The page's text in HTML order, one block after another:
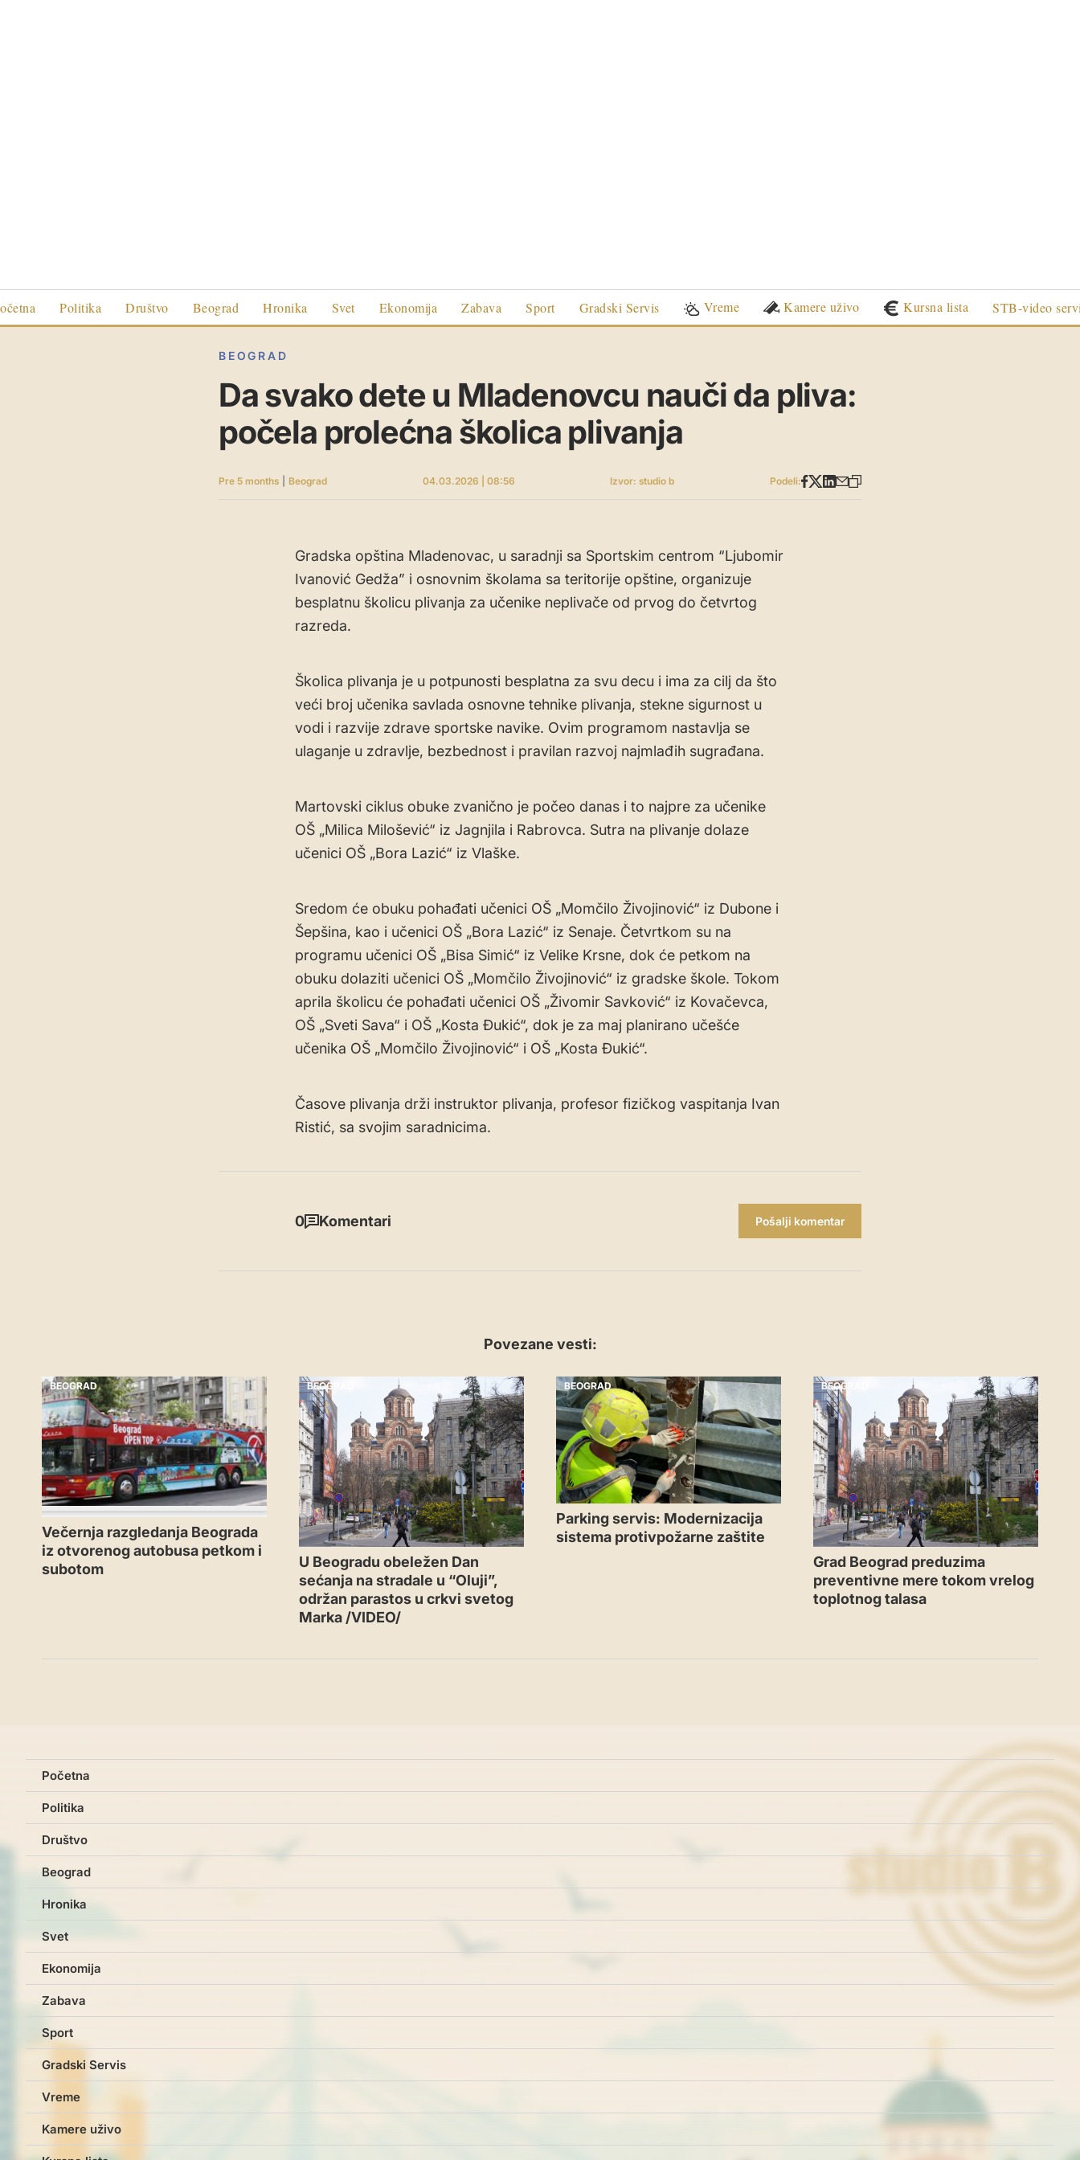
Politika Društvo Beograd Hronika Svet Ekonomija Zabava Sport Gradski Servis Vreme Kamere uživo Kursna lista STB-video
BEOGRAD
Da svako dete u Mladenovcu nauči da pliva:
počela prolećna školica plivanja
Pre 5 months Beograd 04.03.2026 | 08:56 Izvor: studio b Podeli:
Gradska opština Mladenovac, u saradnji sa Sportskim centrom “Ljubomir
Ivanović Gedža” i osnovnim školama sa teritorije opštine, organizuje
besplatnu školicu plivanja za učenike neplivače od prvog do četvrtog
razreda.
Školica plivanja je u potpunosti besplatna za svu decu i ima za cilj da što
veći broj učenika savlada osnovne tehnike plivanja, stekne sigurnost u
vodi i razvije zdrave sportske navike. Ovim programom nastavlja se
ulaganje u zdravlje, bezbednost i pravilan razvoj najmlađih sugrađana.
Martovski ciklus obuke zvanično je počeo danas i to najpre za učenike
OŠ „Milica Milošević“ iz Jagnjila i Rabrovca. Sutra na plivanje dolaze
učenici OŠ „Bora Lazić“ iz Vlaške.
Sredom će obuku pohađati učenici OŠ „Momčilo Živojinović“ iz Dubone i
Šepšina, kao i učenici OŠ „Bora Lazić“ iz Senaje. Četvrtkom su na
programu učenici OŠ „Bisa Simić“ iz Velike Krsne, dok će petkom na
obuku dolaziti učenici OŠ „Momčilo Živojinović“ iz gradske škole. Tokom
aprila školicu će pohađati učenici OŠ „Živomir Savković“ iz Kovačevca,
OŠ „Sveti Sava“ i OŠ „Kosta Đukić“, dok je za maj planirano učešće
učenika OŠ „Momčilo Živojinović“ i OŠ „Kosta Đukić“.
Časove plivanja drži instruktor plivanja, profesor fizičkog vaspitanja Ivan
Ristić, sa svojim saradnicima.
0 Komentari Pošalji komentar
Povezane vesti:
BEOGRAD
Večernja razgledanja Beograda
iz otvorenog autobusa petkom i
subotom
BEOGRAD
U Beogradu obeležen Dan
sećanja na stradale u “Oluji”,
održan parastos u crkvi svetog
Marka /VIDEO/
BEOGRAD
Parking servis: Modernizacija
sistema protivpožarne zaštite
BEOGRAD
Grad Beograd preduzima
preventivne mere tokom vrelog
toplotnog talasa
Početna
Politika
Društvo
Beograd
Hronika
Svet
Ekonomija
Zabava
Sport
Gradski Servis
Vreme
Kamere uživo